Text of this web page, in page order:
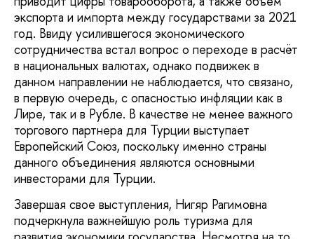
экспорта и импорта между государствами за 2021
год. Ввиду усилившегося экономического
сотрудничества встал вопрос о переходе в расчёт
в национальных валютах, однако подвижек в
данном направлении не наблюдается, что связано,
в первую очередь, с опасностью инфляции как в
Лире, так и в Рубле. В качестве не менее важного
торгового партнера для Турции выступает
Европейский Союз, поскольку именно страны
данного объединения являются основными
инвесторами для Турции.
Завершая свое выступления, Нигяр Рагимовна
подчеркнула важнейшую роль туризма для